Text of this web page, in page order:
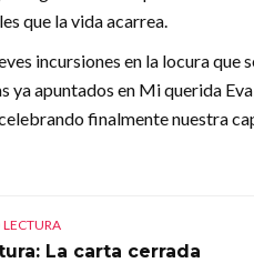
que la vida acarrea.
incursiones en la locura que
apuntados en Mi querida
finalmente nuestra
LECTURA
La carta cerrada